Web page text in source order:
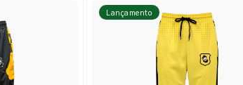
Lançamento